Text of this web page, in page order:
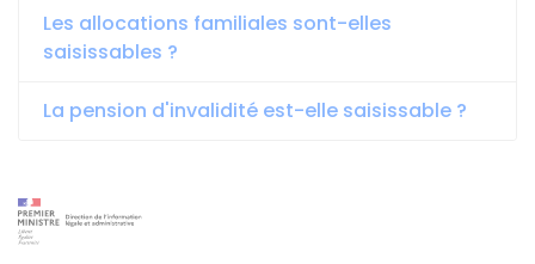
Les allocations familiales sont-elles
saisissables ?
La pension d'invalidité est-elle saisissable ?